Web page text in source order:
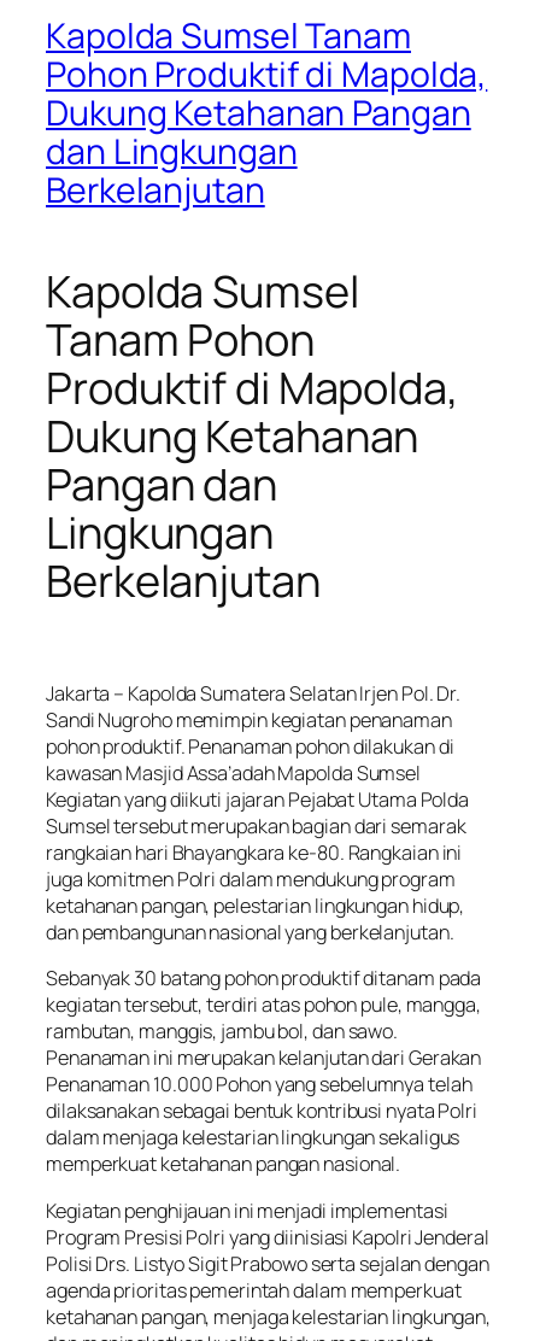
Kapolda Sumsel Tanam
Pohon Produktif di Mapolda,
Dukung Ketahanan Pangan
dan Lingkungan
Berkelanjutan
Kapolda Sumsel
Tanam Pohon
Produktif di Mapolda,
Dukung Ketahanan
Pangan dan
Lingkungan
Berkelanjutan
Jakarta – Kapolda Sumatera Selatan Irjen Pol. Dr.
Sandi Nugroho memimpin kegiatan penanaman
pohon produktif. Penanaman pohon dilakukan di
kawasan Masjid Assa’adah Mapolda Sumsel
Kegiatan yang diikuti jajaran Pejabat Utama Polda
Sumsel tersebut merupakan bagian dari semarak
rangkaian hari Bhayangkara ke-80. Rangkaian ini
juga komitmen Polri dalam mendukung program
ketahanan pangan, pelestarian lingkungan hidup,
dan pembangunan nasional yang berkelanjutan.
Sebanyak 30 batang pohon produktif ditanam pada
kegiatan tersebut, terdiri atas pohon pule, mangga,
rambutan, manggis, jambu bol, dan sawo.
Penanaman ini merupakan kelanjutan dari Gerakan
Penanaman 10.000 Pohon yang sebelumnya telah
dilaksanakan sebagai bentuk kontribusi nyata Polri
dalam menjaga kelestarian lingkungan sekaligus
memperkuat ketahanan pangan nasional.
Kegiatan penghijauan ini menjadi implementasi
Program Presisi Polri yang diinisiasi Kapolri Jenderal
Polisi Drs. Listyo Sigit Prabowo serta sejalan dengan
agenda prioritas pemerintah dalam memperkuat
ketahanan pangan, menjaga kelestarian lingkungan,